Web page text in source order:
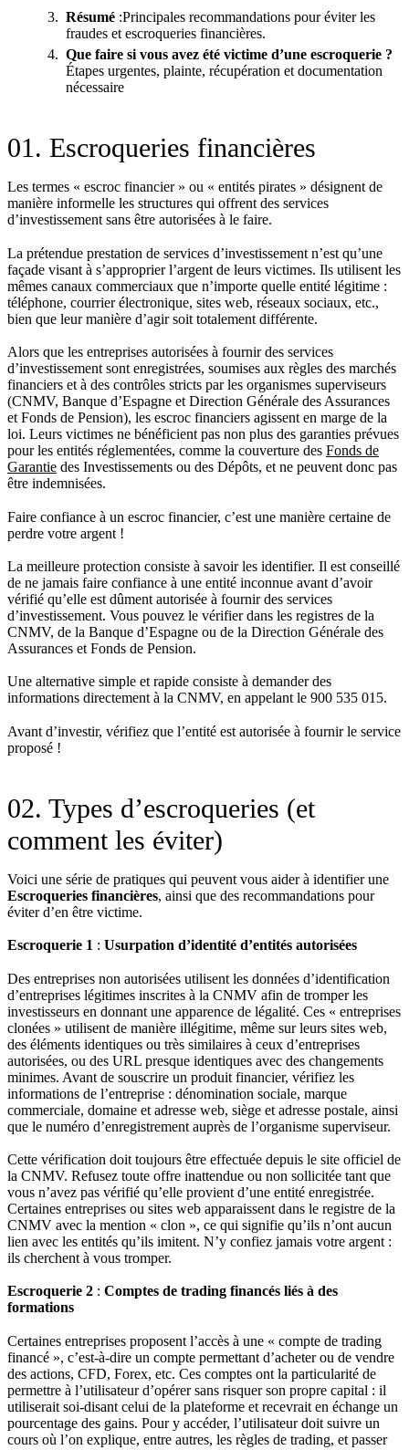
Résumé :Principales recommandations pour éviter les
fraudes et escroqueries financières.
Que faire si vous avez été victime d’une escroquerie ?
Étapes urgentes, plainte, récupération et documentation
nécessaire
01. Escroqueries financières
Les termes « escroc financier » ou « entités pirates » désignent de
manière informelle les structures qui offrent des services
d’investissement sans être autorisées à le faire.
La prétendue prestation de services d’investissement n’est qu’une
façade visant à s’approprier l’argent de leurs victimes. Ils utilisent les
mêmes canaux commerciaux que n’importe quelle entité légitime :
téléphone, courrier électronique, sites web, réseaux sociaux, etc.,
bien que leur manière d’agir soit totalement différente.
Alors que les entreprises autorisées à fournir des services
d’investissement sont enregistrées, soumises aux règles des marchés
financiers et à des contrôles stricts par les organismes superviseurs
(CNMV, Banque d’Espagne et Direction Générale des Assurances
et Fonds de Pension), les escroc financiers agissent en marge de la
loi. Leurs victimes ne bénéficient pas non plus des garanties prévues
pour les entités réglementées, comme la couverture des Fonds de
Garantie des Investissements ou des Dépôts, et ne peuvent donc pas
être indemnisées.
Faire confiance à un escroc financier, c’est une manière certaine de
perdre votre argent !
La meilleure protection consiste à savoir les identifier. Il est conseillé
de ne jamais faire confiance à une entité inconnue avant d’avoir
vérifié qu’elle est dûment autorisée à fournir des services
d’investissement. Vous pouvez le vérifier dans les registres de la
CNMV, de la Banque d’Espagne ou de la Direction Générale des
Assurances et Fonds de Pension.
Une alternative simple et rapide consiste à demander des
informations directement à la CNMV, en appelant le 900 535 015.
Avant d’investir, vérifiez que l’entité est autorisée à fournir le service
proposé !
02. Types d’escroqueries (et
comment les éviter)
Voici une série de pratiques qui peuvent vous aider à identifier une
Escroqueries financières, ainsi que des recommandations pour
éviter d’en être victime.
Escroquerie 1 : Usurpation d’identité d’entités autorisées
Des entreprises non autorisées utilisent les données d’identification
d’entreprises légitimes inscrites à la CNMV afin de tromper les
investisseurs en donnant une apparence de légalité. Ces « entreprises
clonées » utilisent de manière illégitime, même sur leurs sites web,
des éléments identiques ou très similaires à ceux d’entreprises
autorisées, ou des URL presque identiques avec des changements
minimes. Avant de souscrire un produit financier, vérifiez les
informations de l’entreprise : dénomination sociale, marque
commerciale, domaine et adresse web, siège et adresse postale, ainsi
que le numéro d’enregistrement auprès de l’organisme superviseur.
Cette vérification doit toujours être effectuée depuis le site officiel de
la CNMV. Refusez toute offre inattendue ou non sollicitée tant que
vous n’avez pas vérifié qu’elle provient d’une entité enregistrée.
Certaines entreprises ou sites web apparaissent dans le registre de la
CNMV avec la mention « clon », ce qui signifie qu’ils n’ont aucun
lien avec les entités qu’ils imitent. N’y confiez jamais votre argent :
ils cherchent à vous tromper.
Escroquerie 2 : Comptes de trading financés liés à des
formations
Certaines entreprises proposent l’accès à une « compte de trading
financé », c’est‑à‑dire un compte permettant d’acheter ou de vendre
des actions, CFD, Forex, etc. Ces comptes ont la particularité de
permettre à l’utilisateur d’opérer sans risquer son propre capital : il
utiliserait soi‑disant celui de la plateforme et recevrait en échange un
pourcentage des gains. Pour y accéder, l’utilisateur doit suivre un
cours où l’on explique, entre autres, les règles de trading, et passer